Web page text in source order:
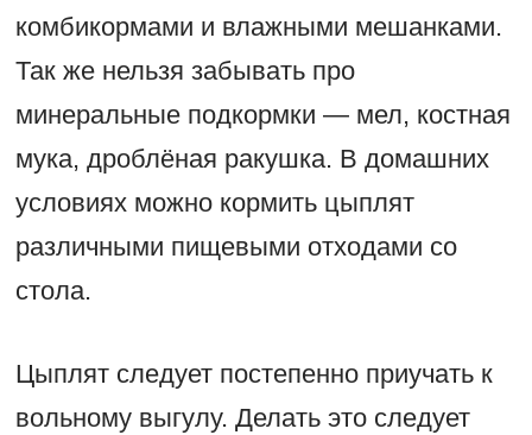
комбикормами и влажными мешанками.
Так же нельзя забывать про
минеральные подкормки — мел, костная
мука, дроблёная ракушка. В домашних
условиях можно кормить цыплят
различными пищевыми отходами со
стола.
Цыплят следует постепенно приучать к
вольному выгулу. Делать это следует